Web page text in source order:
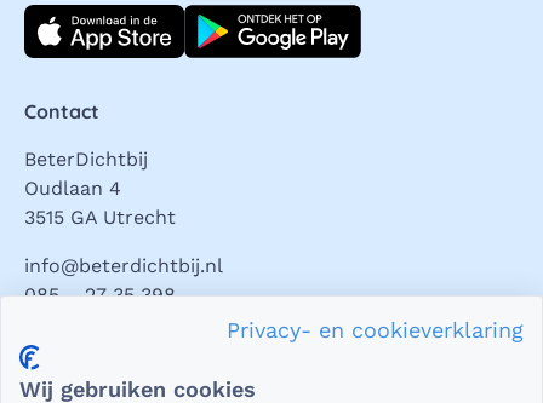
Download direct
Contact
BeterDichtbij
Oudlaan 4
3515 GA Utrecht
info@beterdichtbij.nl
085 – 27 35 398
Privacy en veiligheid
Privacy- en cookieverklaring
Wij gebruiken cookies